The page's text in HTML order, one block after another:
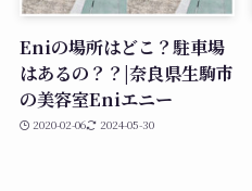
Eniの場所はどこ？駐車場
はあるの？？|奈良県生駒市
の美容室Eniエニー
2020-02-06 2024-05-30